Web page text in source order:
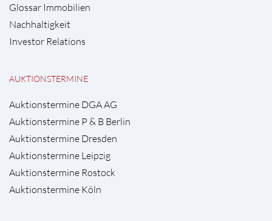
Glossar Immobilien
Nachhaltigkeit
Investor Relations
AUKTIONSTERMINE
Auktionstermine DGA AG
Auktionstermine P & B Berlin
Auktionstermine Dresden
Auktionstermine Leipzig
Auktionstermine Rostock
Auktionstermine Köln